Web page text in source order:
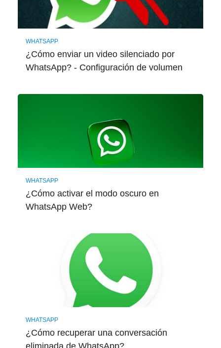
WHATSAPP
¿Cómo enviar un video silenciado por
WhatsApp? - Configuración de volumen
WHATSAPP
¿Cómo activar el modo oscuro en
WhatsApp Web?
WHATSAPP
¿Cómo recuperar una conversación
eliminada de WhatsApp?